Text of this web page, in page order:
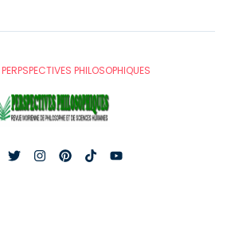
PERPSPECTIVES PHILOSOPHIQUES